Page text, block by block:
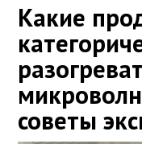
Какие
советы